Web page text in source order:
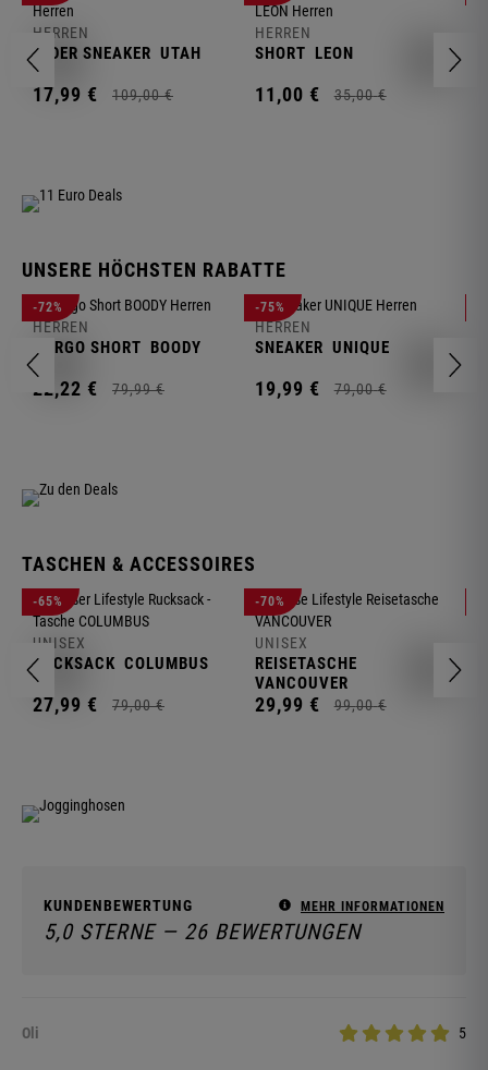
HERREN
LEDER SNEAKER UTAH
17,99 € 109,00 €
HERREN
SHORT LEON
11,00 € 35,00 €
UNSERE HÖCHSTEN RABATTE
-72%
HERREN
CARGO SHORT BOODY
22,22 € 79,99 €
-75%
HERREN
SNEAKER UNIQUE
19,99 € 79,00 €
TASCHEN & ACCESSOIRES
-65%
UNISEX
RUCKSACK COLUMBUS
27,99 € 79,00 €
-70%
UNISEX
REISETASCHE
VANCOUVER
29,99 € 99,00 €
KUNDENBEWERTUNG MEHR INFORMATIONEN
5,0 STERNE — 26 BEWERTUNGEN
Oli 5